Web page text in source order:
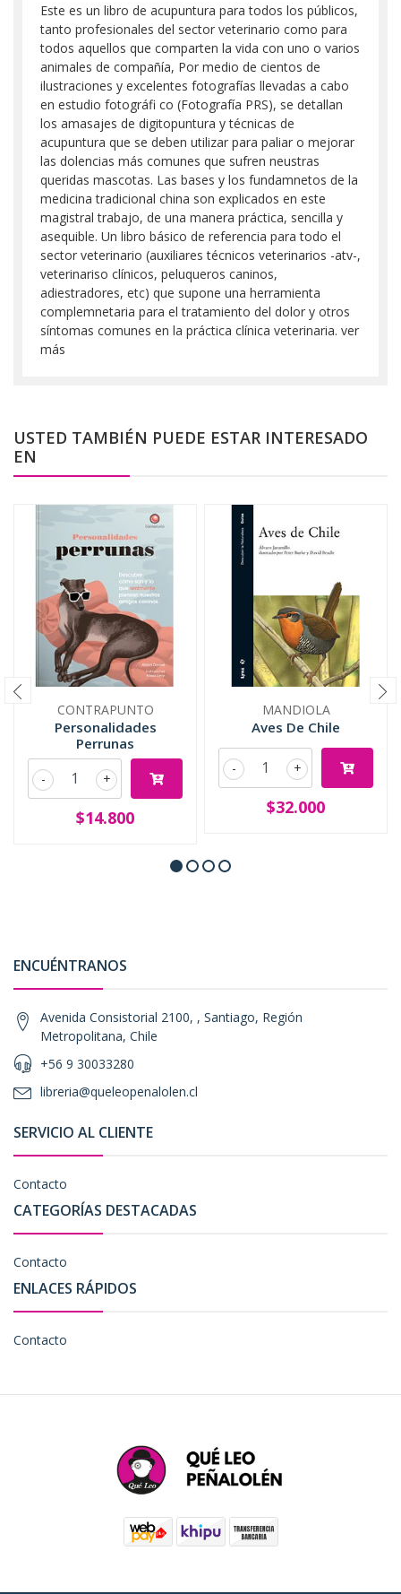
Este es un libro de acupuntura para todos los públicos,
tanto profesionales del sector veterinario como para
todos aquellos que comparten la vida con uno o varios
animales de compañía, Por medio de cientos de
ilustraciones y excelentes fotografías llevadas a cabo
en estudio fotográfi co (Fotografía PRS), se detallan
los amasajes de digitopuntura y técnicas de
acupuntura que se deben utilizar para paliar o mejorar
las dolencias más comunes que sufren neustras
queridas mascotas. Las bases y los fundamnetos de la
medicina tradicional china son explicados en este
magistral trabajo, de una manera práctica, sencilla y
asequible. Un libro básico de referencia para todo el
sector veterinario (auxiliares técnicos veterinarios -atv-,
veterinariso clínicos, peluqueros caninos,
adiestradores, etc) que supone una herramienta
complemnetaria para el tratamiento del dolor y otros
síntomas comunes en la práctica clínica veterinaria. ver
más
USTED TAMBIÉN PUEDE ESTAR INTERESADO
EN
CONTRAPUNTO
Personalidades
Perrunas
+
-
$14.800
MANDIOLA
Aves De Chile
+
-
$32.000
ENCUÉNTRANOS
Avenida Consistorial 2100, , Santiago, Región
Metropolitana, Chile
+56 9 30033280
libreria@queleopenalolen.cl
SERVICIO AL CLIENTE
Contacto
CATEGORÍAS DESTACADAS
Contacto
ENLACES RÁPIDOS
Contacto